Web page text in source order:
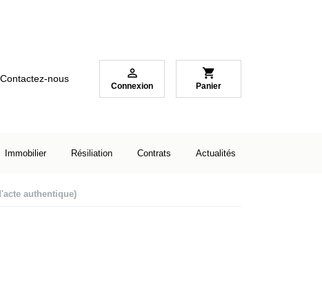
Contactez-nous 
Connexion
shopping_cart
Panier
Immobilier Résiliation Contrats Actualités
authentique)